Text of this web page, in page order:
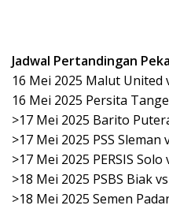
Jadwal Pertandingan
16 Mei 2025 Malut United
16 Mei 2025 Persita
>17 Mei 2025 Barito
>17 Mei 2025 PSS
>17 Mei 2025 PERSIS
>18 Mei 2025 PSBS Biak
>18 Mei 2025 Semen